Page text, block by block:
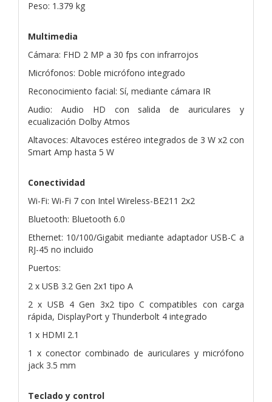
Peso: 1.379 kg
Multimedia
Cámara: FHD 2 MP a 30 fps con infrarrojos
Micrófonos: Doble micrófono integrado
Reconocimiento facial: Sí, mediante cámara IR
Audio: Audio HD con salida de auriculares y
ecualización Dolby Atmos
Altavoces: Altavoces estéreo integrados de 3 W x2 con
Smart Amp hasta 5 W
Conectividad
Wi-Fi: Wi-Fi 7 con Intel Wireless-BE211 2x2
Bluetooth: Bluetooth 6.0
Ethernet: 10/100/Gigabit mediante adaptador USB-C a
RJ-45 no incluido
Puertos:
2 x USB 3.2 Gen 2x1 tipo A
2 x USB 4 Gen 3x2 tipo C compatibles con carga
rápida, DisplayPort y Thunderbolt 4 integrado
1 x HDMI 2.1
1 x conector combinado de auriculares y micrófono
jack 3.5 mm
Teclado y control